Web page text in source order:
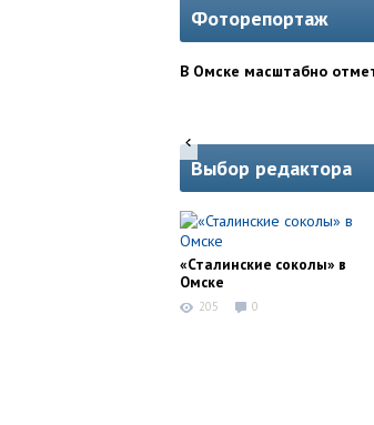
Фоторепортаж
В Омске масштабно
Выбор редактора
«Сталинские соколы» в
Омске
205 0